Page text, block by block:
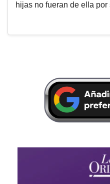
hijas no fueran de ella por